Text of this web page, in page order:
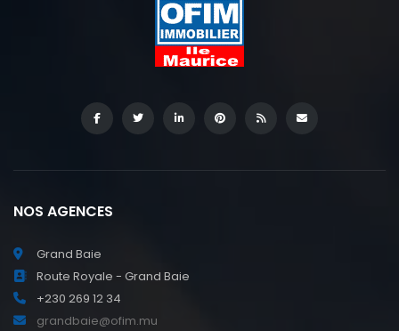
NOS AGENCES
Grand Baie
Route Royale - Grand Baie
+230 269 12 34
grandbaie@ofim.mu